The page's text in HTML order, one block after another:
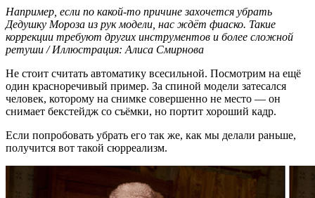
Например, если по какой-то причине захочется убрать
Дедушку Мороза из рук модели, нас ждёт фиаско. Такие
коррекции требуют других инструментов и более сложной
ретуши / Иллюстрация: Алиса Смирнова
Не стоит считать автоматику всесильной. Посмотрим на ещё
один красноречивый пример. За спиной модели затесался
человек, которому на снимке совершенно не место — он
снимает бекстейдж со съёмки, но портит хороший кадр.
Если попробовать убрать его так же, как мы делали раньше,
получится вот такой сюрреализм.